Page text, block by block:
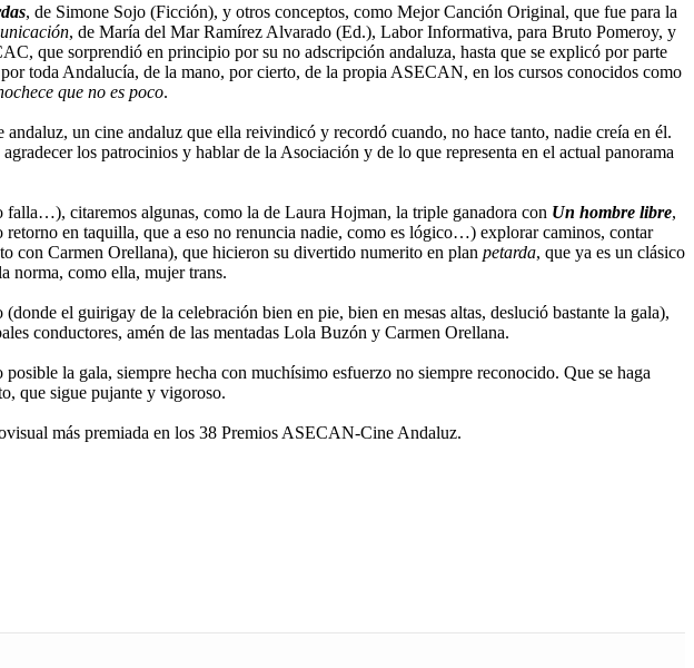
, de Simone Sojo (Ficción), y otros conceptos, como Mejor Canción Original, que fue para la
, de María del Mar Ramírez Alvarado (Ed.), Labor Informativa, para Bruto Pomeroy, y
que sorprendió en principio por su no adscripción andaluza, hasta que se explicó por parte
toda Andalucía, de la mano, por cierto, de la propia ASECAN, en los cursos conocidos como
que no es poco.
un cine andaluz que ella reivindicó y recordó cuando, no hace tanto, nadie creía en él.
los patrocinios y hablar de la Asociación y de lo que representa en el actual panorama
falla…), citaremos algunas, como la de Laura Hojman, la triple ganadora con Un hombre libre,
en taquilla, que a eso no renuncia nadie, como es lógico…) explorar caminos, contar
con Carmen Orellana), que hicieron su divertido numerito en plan petarda, que ya es un clásico
norma, como ella, mujer trans.
el guirigay de la celebración bien en pie, bien en mesas altas, deslució bastante la gala),
conductores, amén de las mentadas Lola Buzón y Carmen Orellana.
la gala, siempre hecha con muchísimo esfuerzo no siempre reconocido. Que se haga
que sigue pujante y vigoroso.
más premiada en los 38 Premios ASECAN-Cine Andaluz.